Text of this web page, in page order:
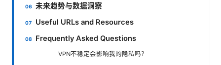
未来趋势与数据洞察
Useful URLs and Resources
Frequently Asked Questions
VPN不稳定会影响我的隐私吗？